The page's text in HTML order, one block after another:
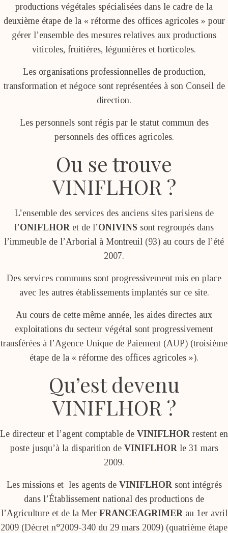
productions végétales spécialisées dans le cadre de la
deuxième étape de la « réforme des offices agricoles » pour
gérer l’ensemble des mesures relatives aux productions
viticoles, fruitières, légumières et horticoles.
Les organisations professionnelles de production,
transformation et négoce sont représentées à son Conseil de
direction.
Les personnels sont régis par le statut commun des
personnels des offices agricoles.
Ou se trouve
VINIFLHOR ?
L’ensemble des services des anciens sites parisiens de
l’ONIFLHOR et de l’ONIVINS sont regroupés dans
l’immeuble de l’Arborial à Montreuil (93) au cours de l’été
2007.
Des services communs sont progressivement mis en place
avec les autres établissements implantés sur ce site.
Au cours de cette même année, les aides directes aux
exploitations du secteur végétal sont progressivement
transférées à l’Agence Unique de Paiement (AUP) (troisième
étape de la « réforme des offices agricoles »).
Qu’est devenu
VINIFLHOR ?
Le directeur et l’agent comptable de VINIFLHOR restent en
poste jusqu’à la disparition de VINIFLHORle 31 mars
2009.
Les missions et les agents de VINIFLHORsont intégrés
dans l’Établissement national des productions de
l’Agriculture et de la Mer FRANCEAGRIMERau 1er avril
2009 (Décret n°2009-340 du 29 mars 2009) (quatrième étape